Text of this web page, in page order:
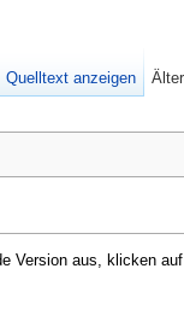
Version aus, klicken auf
Quelltext anzeigen